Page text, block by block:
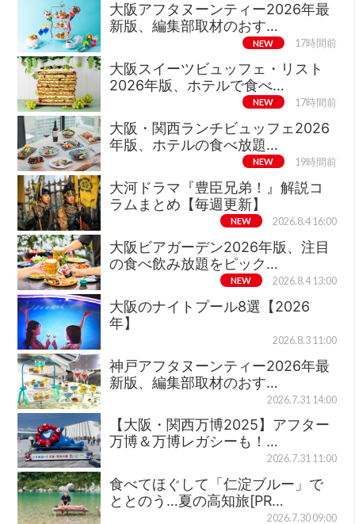
大阪アフタヌーンティー2026年最
新版、編集部取材のおす…
NEW 17時間前
大阪スイーツビュッフェ・リスト
2026年版、ホテルで食べ…
NEW 17時間前
大阪・関西ランチビュッフェ2026
年版、ホテルの食べ放題…
NEW 19時間前
大河ドラマ『豊臣兄弟！』解説コ
ラムまとめ【毎週更新】
NEW 2026.8.4 16:00
大阪ビアガーデン2026年版、注目
の食べ飲み放題をピック…
NEW 2026.8.4 13:00
大阪のナイトプール8選【2026
年】
2026.8.3 11:00
神戸アフタヌーンティー2026年最
新版、編集部取材のおす…
2026.7.31 14:00
【大阪・関西万博2025】アフター
万博＆万博レガシーも！…
2026.7.31 11:00
食べてほぐして「仁淀ブルー」で
ととのう…夏の高知旅[PR…
2026.7.30 09:00